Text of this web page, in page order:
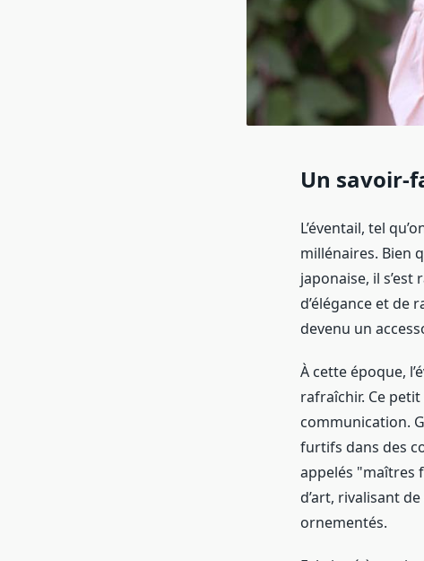
Un savoir-
L’éventail, tel
millénaires. Bien
japonaise, il
d’élégance et de
devenu un
À cette époque,
rafraîchir. Ce
communication.
furtifs dans des
appelés "maîtres
d’art, rivalisant
ornementés.